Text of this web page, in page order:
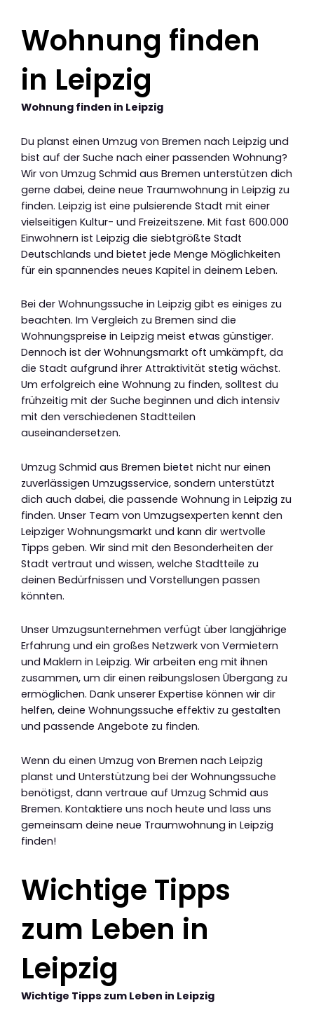
Wohnung finden
in Leipzig
Wohnung finden in Leipzig
Du planst einen Umzug von Bremen nach Leipzig und
bist auf der Suche nach einer passenden Wohnung?
Wir von Umzug Schmid aus Bremen unterstützen dich
gerne dabei, deine neue Traumwohnung in Leipzig zu
finden. Leipzig ist eine pulsierende Stadt mit einer
vielseitigen Kultur- und Freizeitszene. Mit fast 600.000
Einwohnern ist Leipzig die siebtgrößte Stadt
Deutschlands und bietet jede Menge Möglichkeiten
für ein spannendes neues Kapitel in deinem Leben.
Bei der Wohnungssuche in Leipzig gibt es einiges zu
beachten. Im Vergleich zu Bremen sind die
Wohnungspreise in Leipzig meist etwas günstiger.
Dennoch ist der Wohnungsmarkt oft umkämpft, da
die Stadt aufgrund ihrer Attraktivität stetig wächst.
Um erfolgreich eine Wohnung zu finden, solltest du
frühzeitig mit der Suche beginnen und dich intensiv
mit den verschiedenen Stadtteilen
auseinandersetzen.
Umzug Schmid aus Bremen bietet nicht nur einen
zuverlässigen Umzugsservice, sondern unterstützt
dich auch dabei, die passende Wohnung in Leipzig zu
finden. Unser Team von Umzugsexperten kennt den
Leipziger Wohnungsmarkt und kann dir wertvolle
Tipps geben. Wir sind mit den Besonderheiten der
Stadt vertraut und wissen, welche Stadtteile zu
deinen Bedürfnissen und Vorstellungen passen
könnten.
Unser Umzugsunternehmen verfügt über langjährige
Erfahrung und ein großes Netzwerk von Vermietern
und Maklern in Leipzig. Wir arbeiten eng mit ihnen
zusammen, um dir einen reibungslosen Übergang zu
ermöglichen. Dank unserer Expertise können wir dir
helfen, deine Wohnungssuche effektiv zu gestalten
und passende Angebote zu finden.
Wenn du einen Umzug von Bremen nach Leipzig
planst und Unterstützung bei der Wohnungssuche
benötigst, dann vertraue auf Umzug Schmid aus
Bremen. Kontaktiere uns noch heute und lass uns
gemeinsam deine neue Traumwohnung in Leipzig
finden!
Wichtige Tipps
zum Leben in
Leipzig
Wichtige Tipps zum Leben in Leipzig